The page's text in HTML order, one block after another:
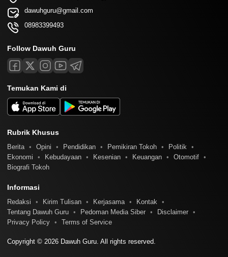
dawuhguru@gmail.com
08983399493
Follow Dawuh Guru
Temukan Kami di
Rubrik Khusus
Berita Opini Pendidikan Pemikiran Tokoh
Politik
Ekonomi
Kebudayaan Kesenian Keuangan
Otomotif
Biografi Tokoh
Informasi
Redaksi Kirim Tulisan Kerjasama
Kontak
Tentang Dawuh Guru
Pedoman Media Siber
Disclaimer
Privacy Policy
Terms of Service
Copyright © 2026 Dawuh Guru. All rights reserved.